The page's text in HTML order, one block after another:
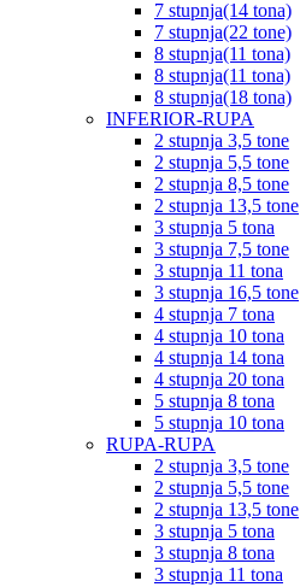
7 stupnja(14 tona)
7 stupnja(22 tone)
8 stupnja(11 tona)
8 stupnja(11 tona)
8 stupnja(18 tona)
INFERIOR-RUPA
2 stupnja 3,5 tone
2 stupnja 5,5 tone
2 stupnja 8,5 tone
2 stupnja 13,5 tone
3 stupnja 5 tona
3 stupnja 7,5 tone
3 stupnja 11 tona
3 stupnja 16,5 tone
4 stupnja 7 tona
4 stupnja 10 tona
4 stupnja 14 tona
4 stupnja 20 tona
5 stupnja 8 tona
5 stupnja 10 tona
RUPA-RUPA
2 stupnja 3,5 tone
2 stupnja 5,5 tone
2 stupnja 13,5 tone
3 stupnja 5 tona
3 stupnja 8 tona
3 stupnja 11 tona